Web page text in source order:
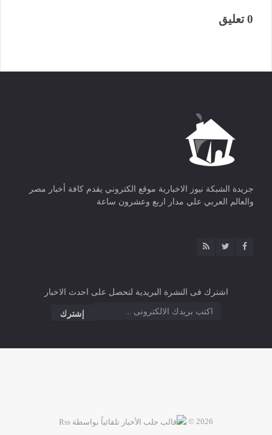
0 تعليق
جريدة الشبكة نيوز الاخبارية موقع الكتروني يقدم كافة أخبار مصر
والعالم العربي علي مدار اربع وعشرون ساعة
اشترك فى النشرة البريدية لتحصل على احدث الاخبار
2026 ©